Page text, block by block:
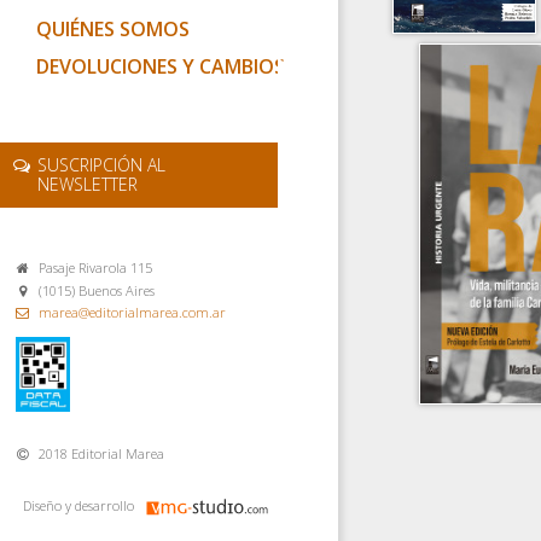
QUIÉNES SOMOS
DEVOLUCIONES Y CAMBIOS
SUSCRIPCIÓN AL
NEWSLETTER
Pasaje Rivarola 115
(1015) Buenos Aires
marea@editorialmarea.com.ar
2018 Editorial Marea
Diseño y desarrollo